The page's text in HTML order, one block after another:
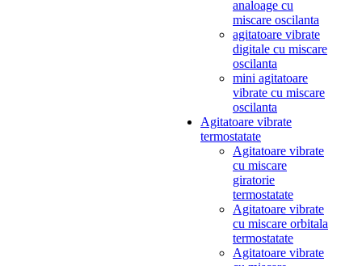
analoage cu
miscare oscilanta
agitatoare vibrate
digitale cu miscare
oscilanta
mini agitatoare
vibrate cu miscare
oscilanta
Agitatoare vibrate
termostatate
Agitatoare vibrate
cu miscare
giratorie
termostatate
Agitatoare vibrate
cu miscare orbitala
termostatate
Agitatoare vibrate